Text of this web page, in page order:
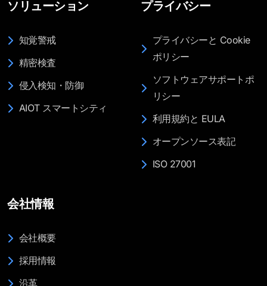
ソリューション
知覚警戒
精密検査
侵入検知・防御
AIOT スマートシティ
プライバシー
プライバシーと Cookie
ポリシー
ソフトウェアサポートポ
リシー
利用規約と EULA
オープンソース表記
ISO 27001
会社情報
会社概要
採用情報
沿革